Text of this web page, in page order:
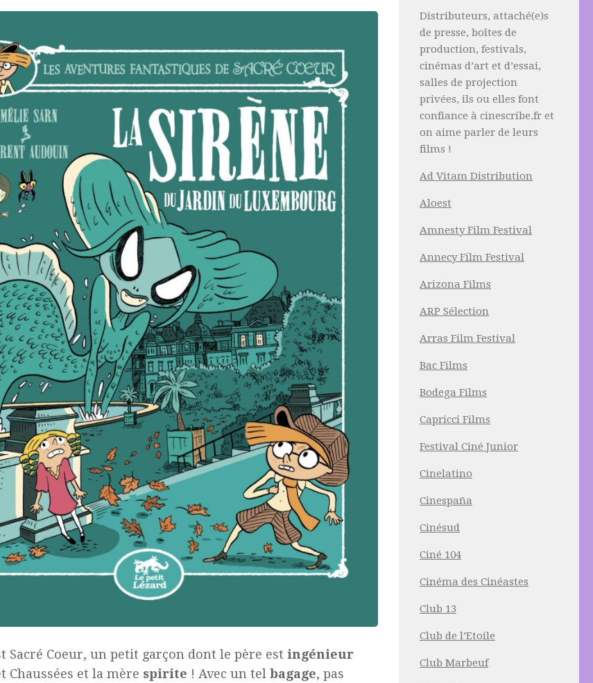
Sacré Coeur, un petit garçon dont le père est ingénieur
Chaussées et la mère spirite ! Avec un tel bagage, pas
Distributeurs, attaché(e)s
de presse, boîtes de
production, festivals,
cinémas d’art et d’essai,
salles de projection
privées, ils ou elles font
confiance à cinescribe.fr et
on aime parler de leurs
films !
Ad Vitam Distribution
Aloest
Amnesty Film Festival
Annecy Film Festival
Arizona Films
ARP Sélection
Arras Film Festival
Bac Films
Bodega Films
Capricci Films
Festival Ciné Junior
Cinelatino
Cinespaña
Cinésud
Ciné 104
Cinéma des Cinéastes
Club 13
Club de l’Etoile
Club Marbeuf